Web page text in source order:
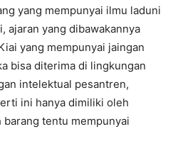
yang mempunyai ilmu laduni
ajaran yang dibawakannya
yang mempunyai jaingan
bisa diterima di lingkungan
intelektual pesantren,
ini hanya dimiliki oleh
tentu mempunyai